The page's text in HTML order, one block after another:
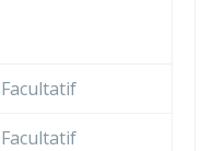
Facultatif
Facultatif